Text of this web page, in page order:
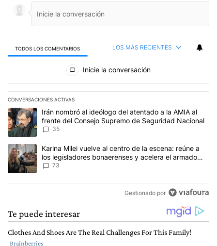
TODOS LOS COMENTARIOS LOS MÁS RECIENTES
Todos los comentarios
Inicie la conversación
CONVERSACIONES ACTIVAS
Este listado muestra los artículos con más comentarios en los
Un artículo de tendencia con el título "Irán nombró al ideólogo
Irán nombró al ideólogo del atentado a la AMIA al
frente del Consejo Supremo de Seguridad Nacional
35
Un artículo de tendencia con el título "Karina Milei vuelve al
Karina Milei vuelve al centro de la escena: reúne a
los legisladores bonaerenses y acelera el armado
para 2027
73
Gestionado por